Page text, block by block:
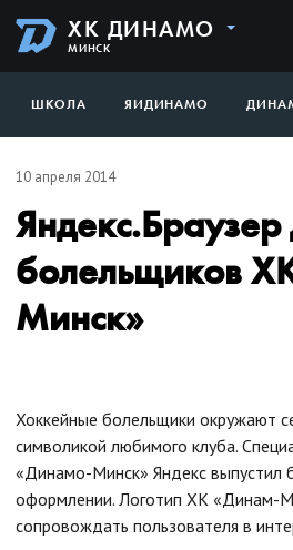
ХК ДИНАМО
МИНСК
ШКОЛА ЯИДИНАМО
10 апреля 2014
Яндекс.Браузер
болельщиков
Минск»
Хоккейные болельщики окружают
символикой любимого клуба.
«Динамо-Минск» Яндекс выпустил
оформлении. Логотип ХК «Динам-
сопровождать пользователя в